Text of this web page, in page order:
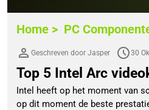
Home > PC
Geschreven door Jasper 30
Top 5 Intel Arc
Intel heeft op het moment van
op dit moment de beste